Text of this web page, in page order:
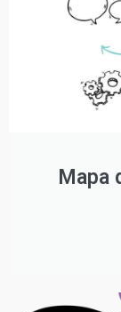
Mapa